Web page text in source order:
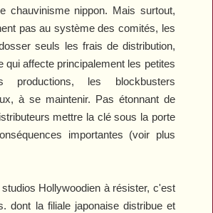
chauvinisme nippon. Mais surtout,
pas au système des comités, les
seuls les frais de distribution,
qui affecte principalement les petites
productions, les blockbusters
à se maintenir. Pas étonnant de
mettre la clé sous la porte
importantes (voir plus
Hollywoodien à résister, c'est
dont la filiale japonaise distribue et